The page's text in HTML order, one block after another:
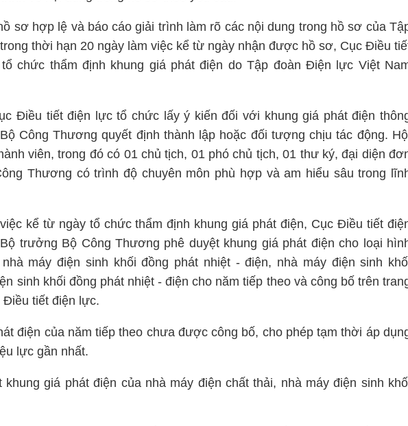
sơ hợp lệ và báo cáo giải trình làm rõ các nội dung trong hồ sơ của
thời hạn 20 ngày làm việc kể từ ngày nhận được hồ sơ, Cục Điều
chức thẩm định khung giá phát điện do Tập đoàn Điện lực Việt
Điều tiết điện lực tổ chức lấy ý kiến đối với khung giá phát điện
Công Thương quyết định thành lập hoặc đối tượng chịu tác động.
viên, trong đó có 01 chủ tịch, 01 phó chủ tịch, 01 thư ký, đại diện
Thương có trình độ chuyên môn phù hợp và am hiểu sâu trong
kể từ ngày tổ chức thẩm định khung giá phát điện, Cục Điều tiết
trưởng Bộ Công Thương phê duyệt khung giá phát điện cho loại
máy điện sinh khối đồng phát nhiệt - điện, nhà máy điện sinh
sinh khối đồng phát nhiệt - điện cho năm tiếp theo và công bố trên
Điều tiết điện lực.
điện của năm tiếp theo chưa được công bố, cho phép tạm thời áp
lực gần nhất.
giá phát điện của nhà máy điện chất thải, nhà máy điện sinh